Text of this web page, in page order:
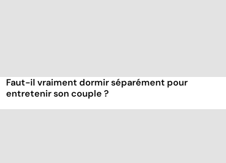
Faut-il vraiment dormir séparément pour
entretenir son couple ?